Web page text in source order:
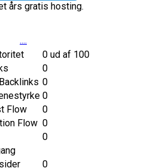
års gratis hosting.
....
0 ud af 100
0
0
0
Flow
0
Flow 0
0
0